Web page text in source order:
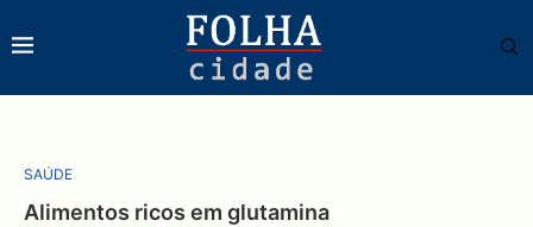
SAÚDE
Alimentos ricos em glutamina